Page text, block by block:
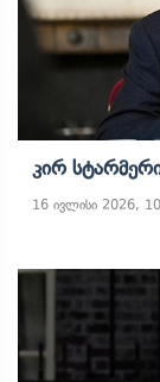
Კირ
16 ივლისი 2026,